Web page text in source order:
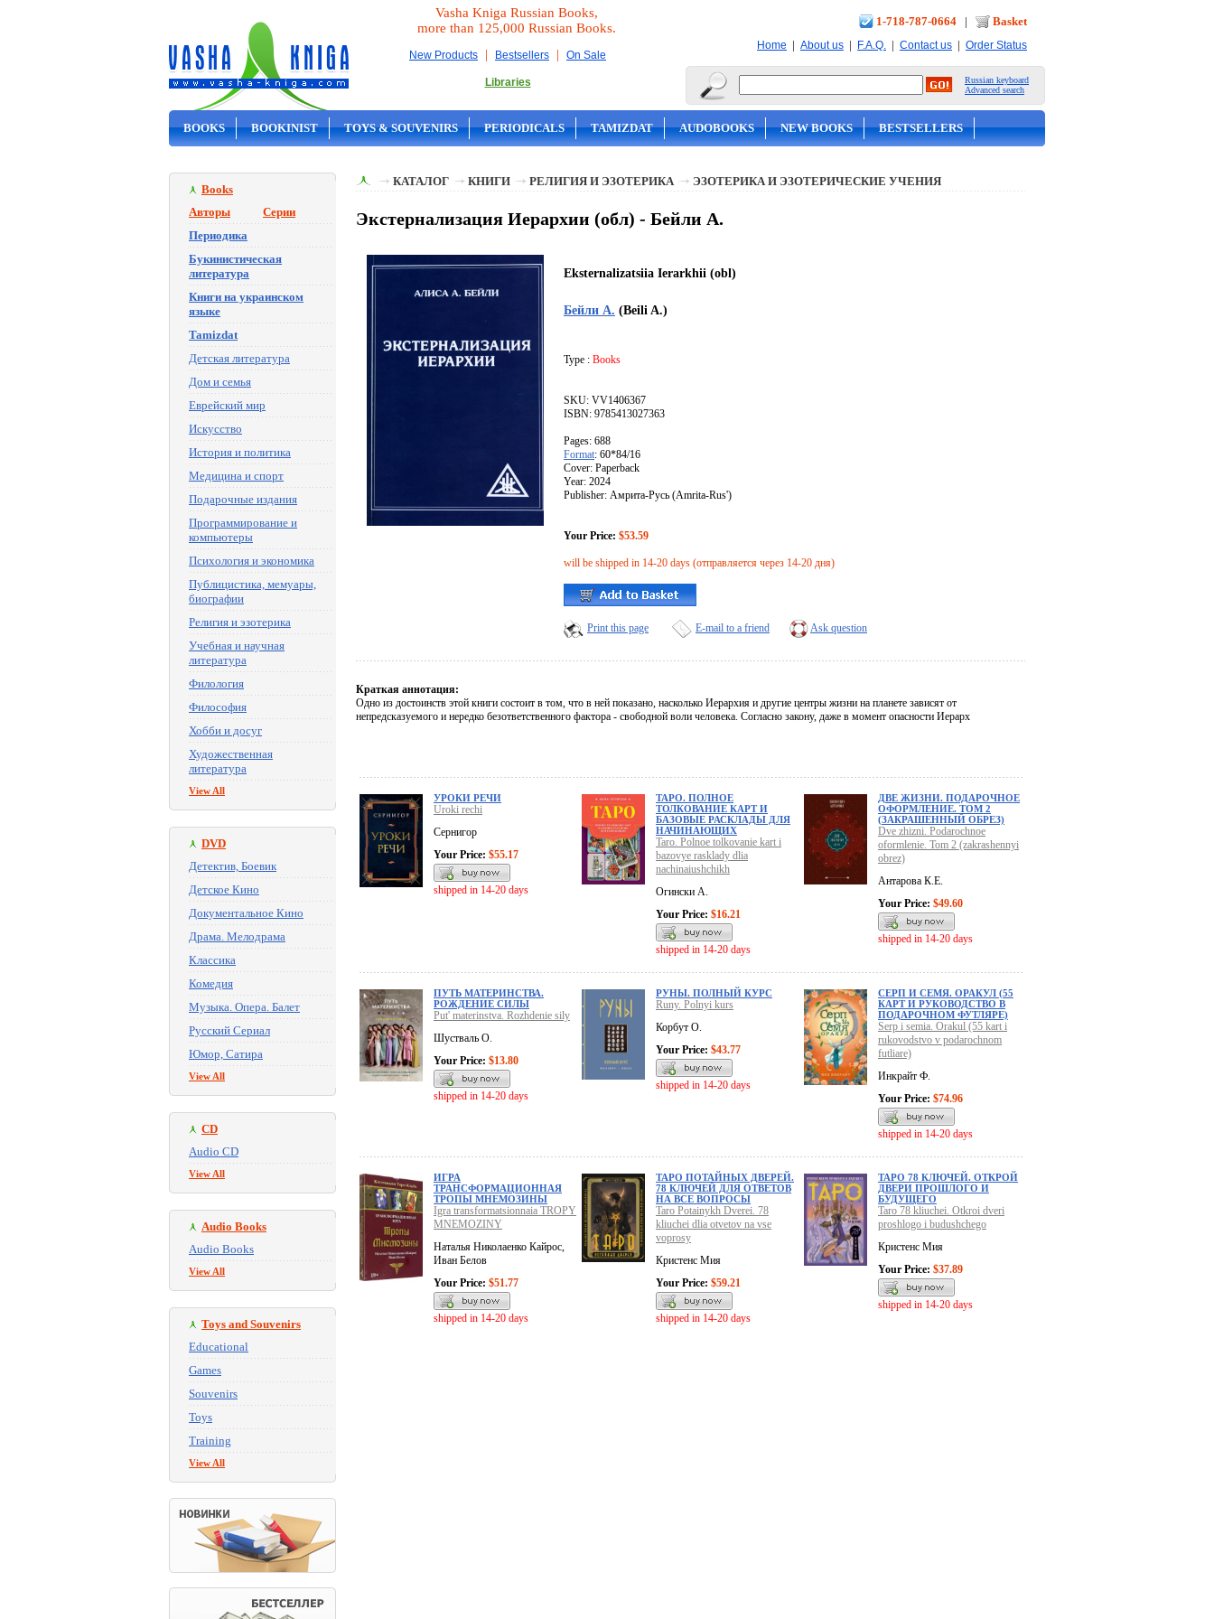
Vasha Kniga Russian Books,
more than 125,000 Russian Books.
New Products | Bestsellers | On Sale
Libraries
1-718-787-0664 | Basket
Home | About us | F.A.Q. | Contact us | Order Status
Russian keyboard
Advanced search
BOOKS BOOKINIST TOYS & SOUVENIRS PERIODICALS TAMIZDAT AUDOBOOKS NEW BOOKS BESTSELLERS
Books
Авторы
Серии
Периодика
Букинистическая
литература
Книги на украинском
языке
Tamizdat
Детская литература
Дом и семья
Еврейский мир
Искусство
История и политика
Медицина и спорт
Подарочные издания
Программирование и
компьютеры
Психология и экономика
Публицистика, мемуары,
биографии
Религия и эзотерика
Учебная и научная
литература
Филология
Философия
Хобби и досуг
Художественная
литература
View All
DVD
Детектив, Боевик
Детское Кино
Документальное Кино
Драма. Мелодрама
Классика
Комедия
Музыка. Опера. Балет
Русский Сериал
Юмор, Сатира
View All
CD
Audio CD
View All
Audio Books
Audio Books
View All
Toys and Souvenirs
Educational
Games
Souvenirs
Toys
Training
View All
КАТАЛОГ КНИГИ РЕЛИГИЯ И ЭЗОТЕРИКА ЭЗОТЕРИКА И ЭЗОТЕРИЧЕСКИЕ УЧЕНИЯ
Экстернализация Иерархии (обл) - Бейли А.
Eksternalizatsiia Ierarkhii (obl)
Бейли А. (Beili A.)
Type : Books
SKU: VV1406367
ISBN: 9785413027363
Pages: 688
Format: 60*84/16
Cover: Paperback
Year: 2024
Publisher: Амрита-Русь (Amrita-Rus')
Your Price: $53.59
will be shipped in 14-20 days (отправляется через 14-20 дня)
Print this page E-mail to a friend Ask question
Краткая аннотация:
Одно из достоинств этой книги состоит в том, что в ней показано, насколько Иерархия и другие центры жизни на планете зависят от
непредсказуемого и нередко безответственного фактора - свободной воли человека. Согласно закону, даже в момент опасности Иерарх
УРОКИ РЕЧИ
Uroki rechi
Сернигор
Your Price: $55.17
shipped in 14-20 days
ТАРО. ПОЛНОЕ
ТОЛКОВАНИЕ КАРТ И
БАЗОВЫЕ РАСКЛАДЫ ДЛЯ
НАЧИНАЮЩИХ
Taro. Polnoe tolkovanie kart i
bazovye rasklady dlia
nachinaiushchikh
Огински А.
Your Price: $16.21
shipped in 14-20 days
ДВЕ ЖИЗНИ. ПОДАРОЧНОЕ
ОФОРМЛЕНИЕ. ТОМ 2
(ЗАКРАШЕННЫЙ ОБРЕЗ)
Dve zhizni. Podarochnoe
oformlenie. Tom 2 (zakrashennyi
obrez)
Антарова К.Е.
Your Price: $49.60
shipped in 14-20 days
ПУТЬ МАТЕРИНСТВА.
РОЖДЕНИЕ СИЛЫ
Put' materinstva. Rozhdenie sily
Шустваль О.
Your Price: $13.80
shipped in 14-20 days
РУНЫ. ПОЛНЫЙ КУРС
Runy. Polnyi kurs
Корбут О.
Your Price: $43.77
shipped in 14-20 days
СЕРП И СЕМЯ. ОРАКУЛ (55
КАРТ И РУКОВОДСТВО В
ПОДАРОЧНОМ ФУТЛЯРЕ)
Serp i semia. Orakul (55 kart i
rukovodstvo v podarochnom
futliare)
Инкрайт Ф.
Your Price: $74.96
shipped in 14-20 days
ИГРА
ТРАНСФОРМАЦИОННАЯ
ТРОПЫ МНЕМОЗИНЫ
Igra transformatsionnaia TROPY
MNEMOZINY
Наталья Николаенко Кайрос,
Иван Белов
Your Price: $51.77
shipped in 14-20 days
ТАРО ПОТАЙНЫХ ДВЕРЕЙ.
78 КЛЮЧЕЙ ДЛЯ ОТВЕТОВ
НА ВСЕ ВОПРОСЫ
Taro Potainykh Dverei. 78
kliuchei dlia otvetov na vse
voprosy
Кристенс Мия
Your Price: $59.21
shipped in 14-20 days
ТАРО 78 КЛЮЧЕЙ. ОТКРОЙ
ДВЕРИ ПРОШЛОГО И
БУДУЩЕГО
Taro 78 kliuchei. Otkroi dveri
proshlogo i budushchego
Кристенс Мия
Your Price: $37.89
shipped in 14-20 days